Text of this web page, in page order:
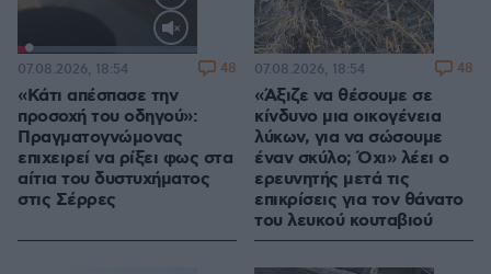
Loaded:
100.00%
«Κάτι απέσπασε την
προσοχή του οδηγού»:
Πραγματογνώμονας
επιχειρεί να ρίξει φως στα
αίτια του δυστυχήματος
στις Σέρρες
07.08.2026, 18:54 48
«Άξιζε να θέσουμε σε
κίνδυνο μια οικογένεια
λύκων, για να σώσουμε
έναν σκύλο; Όχι» λέει ο
ερευνητής μετά τις
επικρίσεις για τον θάνατο
του λευκού κουταβιού
07.08.2026, 18:54 48